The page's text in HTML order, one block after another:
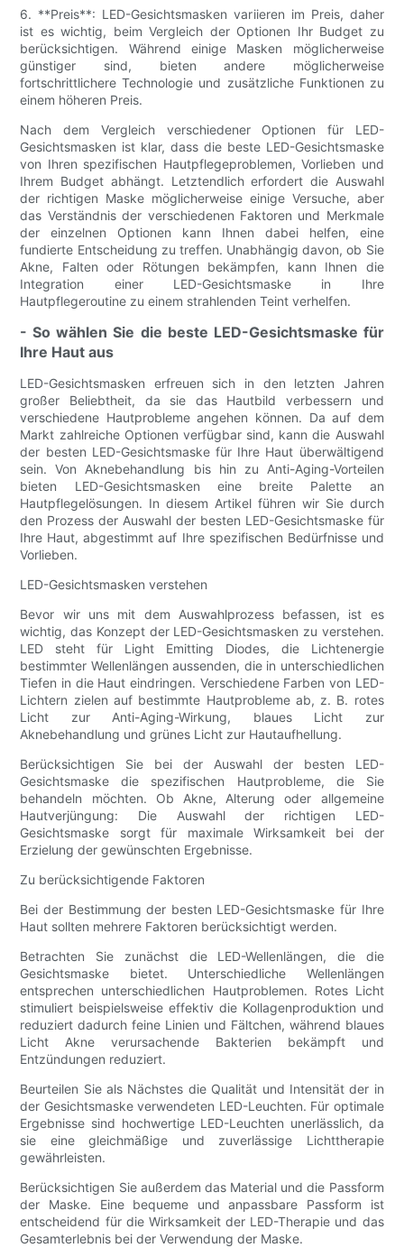
6. **Preis**: LED-Gesichtsmasken variieren im Preis, daher
ist es wichtig, beim Vergleich der Optionen Ihr Budget zu
berücksichtigen. Während einige Masken möglicherweise
günstiger sind, bieten andere möglicherweise
fortschrittlichere Technologie und zusätzliche Funktionen zu
einem höheren Preis.
Nach dem Vergleich verschiedener Optionen für LED-
Gesichtsmasken ist klar, dass die beste LED-Gesichtsmaske
von Ihren spezifischen Hautpflegeproblemen, Vorlieben und
Ihrem Budget abhängt. Letztendlich erfordert die Auswahl
der richtigen Maske möglicherweise einige Versuche, aber
das Verständnis der verschiedenen Faktoren und Merkmale
der einzelnen Optionen kann Ihnen dabei helfen, eine
fundierte Entscheidung zu treffen. Unabhängig davon, ob Sie
Akne, Falten oder Rötungen bekämpfen, kann Ihnen die
Integration einer LED-Gesichtsmaske in Ihre
Hautpflegeroutine zu einem strahlenden Teint verhelfen.
- So wählen Sie die beste LED-Gesichtsmaske für
Ihre Haut aus
LED-Gesichtsmasken erfreuen sich in den letzten Jahren
großer Beliebtheit, da sie das Hautbild verbessern und
verschiedene Hautprobleme angehen können. Da auf dem
Markt zahlreiche Optionen verfügbar sind, kann die Auswahl
der besten LED-Gesichtsmaske für Ihre Haut überwältigend
sein. Von Aknebehandlung bis hin zu Anti-Aging-Vorteilen
bieten LED-Gesichtsmasken eine breite Palette an
Hautpflegelösungen. In diesem Artikel führen wir Sie durch
den Prozess der Auswahl der besten LED-Gesichtsmaske für
Ihre Haut, abgestimmt auf Ihre spezifischen Bedürfnisse und
Vorlieben.
LED-Gesichtsmasken verstehen
Bevor wir uns mit dem Auswahlprozess befassen, ist es
wichtig, das Konzept der LED-Gesichtsmasken zu verstehen.
LED steht für Light Emitting Diodes, die Lichtenergie
bestimmter Wellenlängen aussenden, die in unterschiedlichen
Tiefen in die Haut eindringen. Verschiedene Farben von LED-
Lichtern zielen auf bestimmte Hautprobleme ab, z. B. rotes
Licht zur Anti-Aging-Wirkung, blaues Licht zur
Aknebehandlung und grünes Licht zur Hautaufhellung.
Berücksichtigen Sie bei der Auswahl der besten LED-
Gesichtsmaske die spezifischen Hautprobleme, die Sie
behandeln möchten. Ob Akne, Alterung oder allgemeine
Hautverjüngung: Die Auswahl der richtigen LED-
Gesichtsmaske sorgt für maximale Wirksamkeit bei der
Erzielung der gewünschten Ergebnisse.
Zu berücksichtigende Faktoren
Bei der Bestimmung der besten LED-Gesichtsmaske für Ihre
Haut sollten mehrere Faktoren berücksichtigt werden.
Betrachten Sie zunächst die LED-Wellenlängen, die die
Gesichtsmaske bietet. Unterschiedliche Wellenlängen
entsprechen unterschiedlichen Hautproblemen. Rotes Licht
stimuliert beispielsweise effektiv die Kollagenproduktion und
reduziert dadurch feine Linien und Fältchen, während blaues
Licht Akne verursachende Bakterien bekämpft und
Entzündungen reduziert.
Beurteilen Sie als Nächstes die Qualität und Intensität der in
der Gesichtsmaske verwendeten LED-Leuchten. Für optimale
Ergebnisse sind hochwertige LED-Leuchten unerlässlich, da
sie eine gleichmäßige und zuverlässige Lichttherapie
gewährleisten.
Berücksichtigen Sie außerdem das Material und die Passform
der Maske. Eine bequeme und anpassbare Passform ist
entscheidend für die Wirksamkeit der LED-Therapie und das
Gesamterlebnis bei der Verwendung der Maske.